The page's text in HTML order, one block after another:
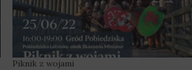
Piknik z wojami